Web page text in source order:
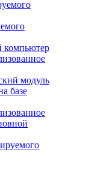
модуль
базе